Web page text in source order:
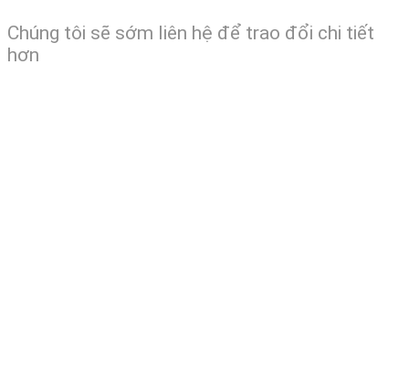
Chúng tôi sẽ sớm liên hệ để trao đổi chi tiết
hơn